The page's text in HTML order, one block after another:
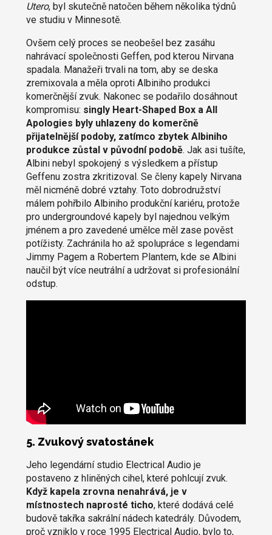
Utero, byl skutečně natočen během několika týdnů
ve studiu v Minnesotě.
Ovšem celý proces se neobešel bez zasáhu
nahrávací společnosti Geffen, pod kterou Nirvana
spadala. Manažeři trvali na tom, aby se deska
zremixovala a měla oproti Albiniho produkci
komerčnější zvuk. Nakonec se podařilo dosáhnout
kompromisu: singly Heart-Shaped Box a All
Apologies byly uhlazeny do komerčně
přijatelnější podoby, zatímco zbytek Albiniho
produkce zůstal v původní podobě. Jak asi tušíte,
Albini nebyl spokojený s výsledkem a přístup
Geffenu zostra zkritizoval. Se členy kapely Nirvana
měl nicméně dobré vztahy. Toto dobrodružství
málem pohřbilo Albiniho produkční kariéru, protože
pro undergroundové kapely byl najednou velkým
jménem a pro zavedené umělce měl zase pověst
potížisty. Zachránila ho až spolupráce s legendami
Jimmy Pagem a Robertem Plantem, kde se Albini
naučil být více neutrální a udržovat si profesionální
odstup.
5. Zvukový svatostánek
Jeho legendární studio Electrical Audio je
postaveno z hliněných cihel, které pohlcují zvuk.
Když kapela zrovna nenahrává, je v
místnostech naprosté ticho, které dodává celé
budově takřka sakrální nádech katedrály. Důvodem,
proč vzniklo v roce 1995 Electrical Audio, bylo to,